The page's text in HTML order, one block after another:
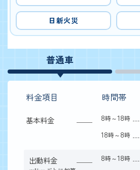
日新火災
普通車
料金項目 時間帯
基本料金 8時～18時
18時～8時
出動料金 8時～18時